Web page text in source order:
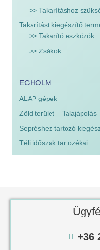
>> Takarításhoz
Takarítást kiegészítő
>> Takarító eszközök
>> Zsákok
EGHOLM
ALAP gépek
Zöld terület – Talajápolás
Sepréshez tartozó
Téli időszak tartozékai
+36